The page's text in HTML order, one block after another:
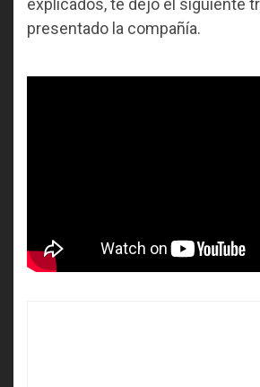
explicados, te dejo el siguiente
presentado la compañía.